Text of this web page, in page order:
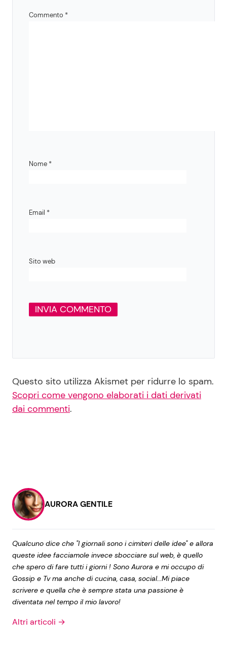
Commento *
Nome *
Email *
Sito web
Questo sito utilizza Akismet per ridurre lo spam.
Scopri come vengono elaborati i dati derivati
dai commenti.
AURORA GENTILE
Qualcuno dice che "I giornali sono i cimiteri delle idee" e allora
queste idee facciamole invece sbocciare sul web, è quello
che spero di fare tutti i giorni ! Sono Aurora e mi occupo di
Gossip e Tv ma anche di cucina, casa, social...Mi piace
scrivere e quella che è sempre stata una passione è
diventata nel tempo il mio lavoro!
Altri articoli →